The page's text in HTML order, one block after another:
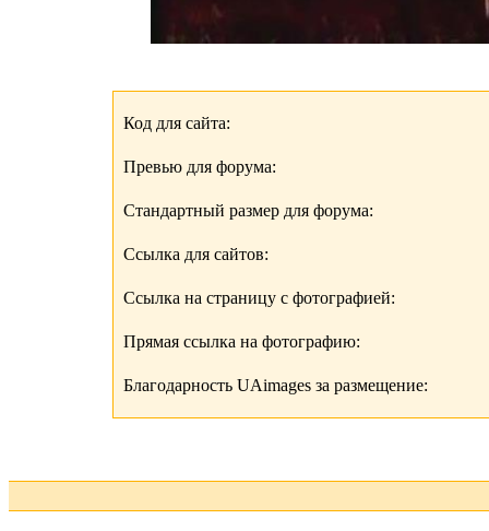
Код для сайта:
Превью для форума:
Стандартный размер для форума:
Ссылка для сайтов:
Ссылка на страницу с фотографией:
Прямая ссылка на фотографию:
Благодарность UAimages за размещение: